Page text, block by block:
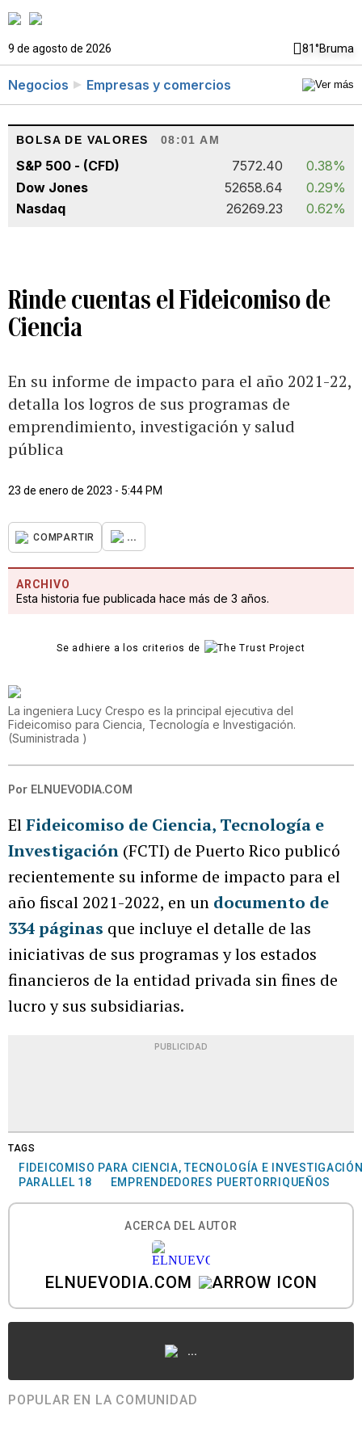
9 de agosto de 2026 81°Bruma
Negocios Empresas y comercios
BOLSA DE VALORES 08:01 AM
S&P 500 - (CFD) 7572.40
0.38%
Dow Jones
52658.64
0.29%
Nasdaq
26269.23 0.62%
Rinde cuentas el Fideicomiso de
Ciencia
En su informe de impacto para el año 2021-22,
detalla los logros de sus programas de
emprendimiento, investigación y salud
pública
23 de enero de 2023 - 5:44 PM
COMPARTIR ...
ARCHIVO
Esta historia fue publicada hace más de 3 años.
Se adhiere a los criterios de
La ingeniera Lucy Crespo es la principal ejecutiva del
Fideicomiso para Ciencia, Tecnología e Investigación.
(Suministrada )
Por ELNUEVODIA.COM
ElFideicomiso de Ciencia, Tecnología e
Investigación (FCTI) de Puerto Rico publicó
recientemente su informe de impacto para el
año fiscal 2021-2022, en un documento de
334 páginas que incluye el detalle de las
iniciativas de sus programas y los estados
financieros de la entidad privada sin fines de
lucro y sus subsidiarias.
PUBLICIDAD
TAGS
FIDEICOMISO PARA CIENCIA, TECNOLOGÍA E
PARALLEL 18
EMPRENDEDORES PUERTORRIQUEÑOS
ACERCA DEL AUTOR
ELNUEVODIA.COM
...
POPULAR EN LA COMUNIDAD